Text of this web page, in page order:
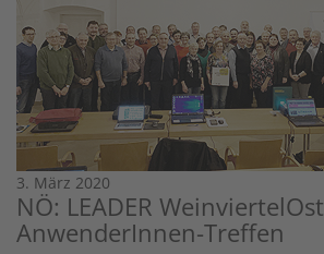
3. März 2020
NÖ: LEADER WeinviertelOst
AnwenderInnen-Treffen